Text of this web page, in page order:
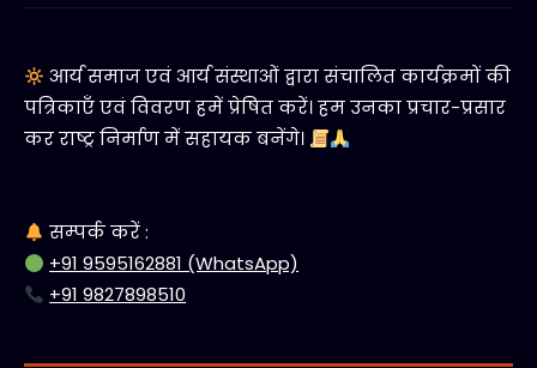
आर्य समाज एवं आर्य संस्थाओं द्वारा संचालित कार्यक्रमों की
पत्रिकाएँ एवं विवरण हमें प्रेषित करें। हम उनका प्रचार-प्रसार
कर राष्ट्र निर्माण में सहायक बनेंगे।
सम्पर्क करें :
+91 9595162881 (WhatsApp)
+91 9827898510